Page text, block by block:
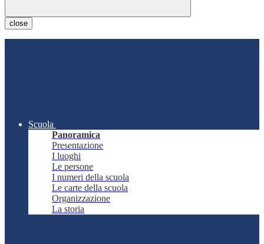
close
Scuola
Panoramica
Presentazione
I luoghi
Le persone
I numeri della scuola
Le carte della scuola
Organizzazione
La storia